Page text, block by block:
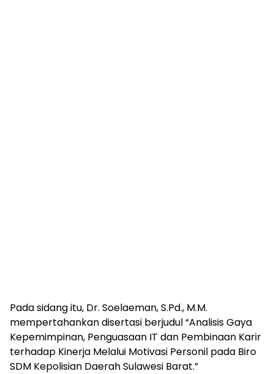
Pada sidang itu, Dr. Soelaeman, S.Pd., M.M.
mempertahankan disertasi berjudul “Analisis Gaya
Kepemimpinan, Penguasaan IT dan Pembinaan Karir
terhadap Kinerja Melalui Motivasi Personil pada Biro
SDM Kepolisian Daerah Sulawesi Barat.”